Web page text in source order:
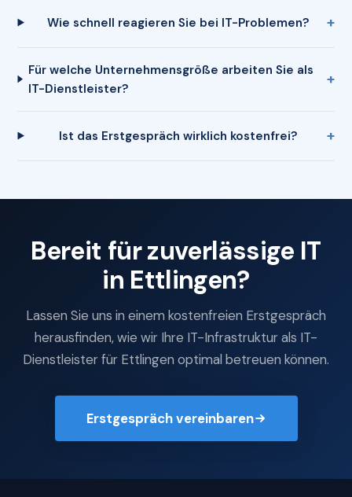
Wie schnell reagieren Sie bei IT-Problemen?
Für welche Unternehmensgröße arbeiten Sie als
IT-Dienstleister?
Ist das Erstgespräch wirklich kostenfrei?
Bereit für zuverlässige IT
in Ettlingen?
Lassen Sie uns in einem kostenfreien Erstgespräch
herausfinden, wie wir Ihre IT-Infrastruktur als IT-
Dienstleister für Ettlingen optimal betreuen können.
Erstgespräch vereinbaren